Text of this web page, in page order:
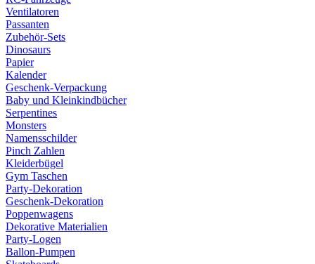
Ventilatoren
Passanten
Zubehör-Sets
Dinosaurs
Papier
Kalender
Geschenk-Verpackung
Baby und Kleinkindbücher
Serpentines
Monsters
Namensschilder
Pinch Zahlen
Kleiderbügel
Gym Taschen
Party-Dekoration
Geschenk-Dekoration
Poppenwagens
Dekorative Materialien
Party-Logen
Ballon-Pumpen